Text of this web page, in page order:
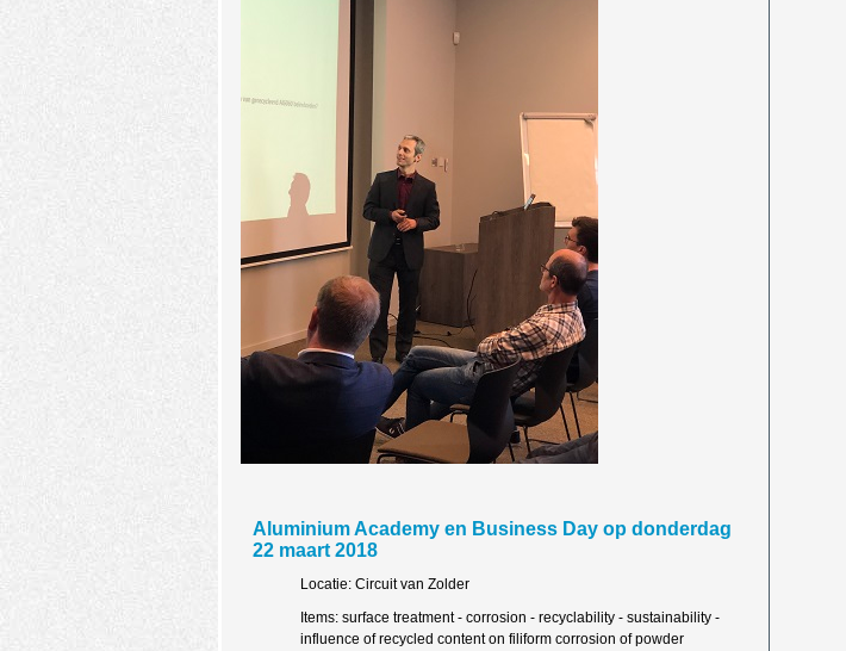
Aluminium Academy en Business Day op donderdag
22 maart 2018
Locatie: Circuit van Zolder
Items: surface treatment - corrosion - recyclability - sustainability -
influence of recycled content on filiform corrosion of powder